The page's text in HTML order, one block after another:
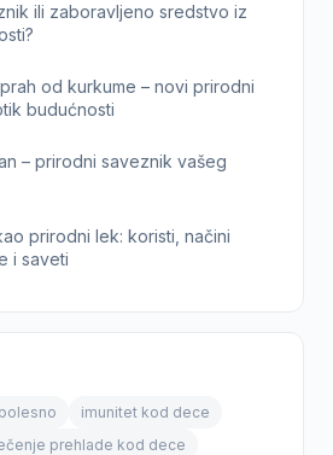
ili zaboravljeno sredstvo iz
od kurkume – novi prirodni
budućnosti
– prirodni saveznik vašeg
prirodni lek: koristi, načini
i saveti
imunitet kod dece
prehlade kod dece